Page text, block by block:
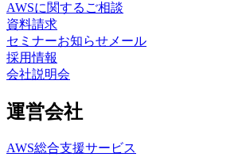
AWSに関するご相談
資料請求
セミナーお知らせメール
採用情報
会社説明会
運営会社
AWS総合支援サービス